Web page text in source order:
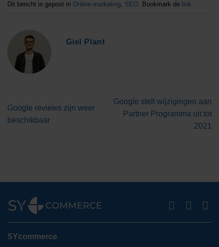
Dit bericht is gepost in Online marketing, SEO. Bookmark de link.
Giel Plant
Google reviews zijn weer
beschikbaar
Google stelt wijzigingen aan
Partner Programma uit tot
2021
SYcommerce